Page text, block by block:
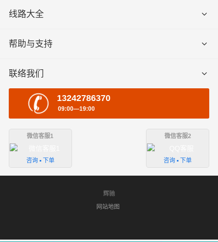
线路大全
帮助与支持
联络我们
13242786370
09:00—19:00
微信客服1
咨询 ▪ 下单
微信客服2
咨询 ▪ 下单
辉驰
网站地图